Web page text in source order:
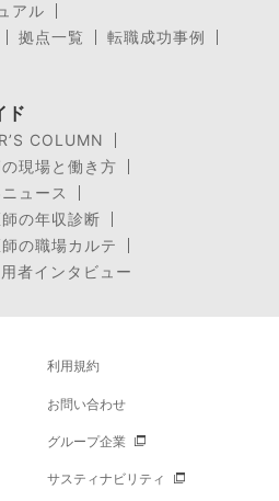
アル
拠点一覧
転職成功事例
ド
COLUMN
の現場と働き方
ュース
師の年収診断
師の職場カルテ
者インタビュー
利用規約
お問い合わせ
グループ企業
サスティナビリティ